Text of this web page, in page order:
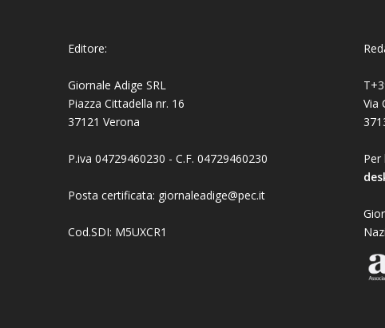
Editore:
Giornale Adige SRL
Piazza Cittadella nr. 16
37121 Verona
P.iva 04729460230 - C.F. 04729460230
Posta certificata: giornaleadige@pec.it
Cod.SDI: M5UXCR1
Via
Per